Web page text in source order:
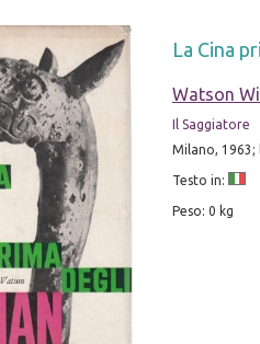
La Cina
Watson
Il Saggiatore
Milano, 1963;
Testo in:
Peso: 0 kg